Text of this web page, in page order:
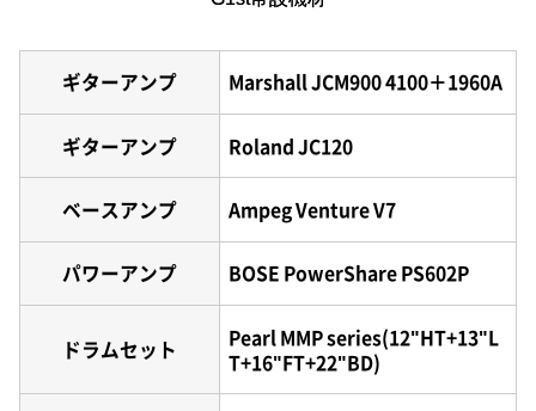
ギターアンプ Marshall JCM900 4100＋1960A
ギターアンプ Roland JC120
ベースアンプ Ampeg Venture V7
パワーアンプ BOSE PowerShare PS602P
ドラムセット
Pearl MMP series(12"HT+13"L
T+16"FT+22"BD)